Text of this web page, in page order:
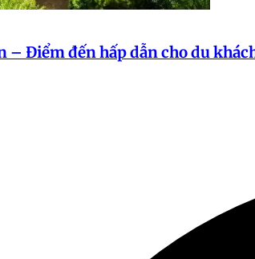
– Điểm đến hấp dẫn cho du